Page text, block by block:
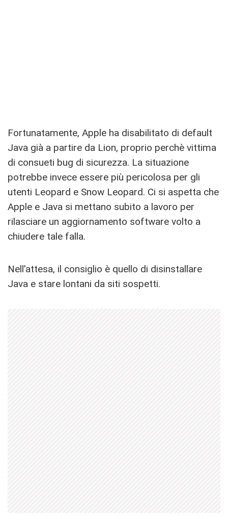
Fortunatamente, Apple ha disabilitato di default
Java già a partire da Lion, proprio perchè vittima
di consueti bug di sicurezza. La situazione
potrebbe invece essere più pericolosa per gli
utenti Leopard e Snow Leopard. Ci si aspetta che
Apple e Java si mettano subito a lavoro per
rilasciare un aggiornamento software volto a
chiudere tale falla.
Nell’attesa, il consiglio è quello di disinstallare
Java e stare lontani da siti sospetti.